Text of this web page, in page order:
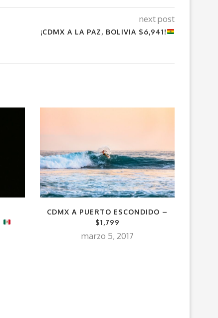
next post
¡CDMX A LA PAZ, BOLIVIA $6,941!
CDMX A PUERTO ESCONDIDO –
$1,799
marzo 5, 2017